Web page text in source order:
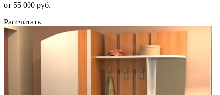
от 55 000 руб.
Рассчитать